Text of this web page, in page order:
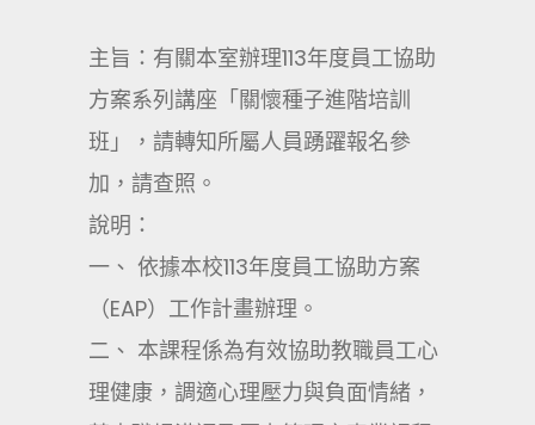
主旨：有關本室辦理113年度員工協助
方案系列講座「關懷種子進階培訓
班」，請轉知所屬人員踴躍報名參
加，請查照。
說明：
一、 依據本校113年度員工協助方案
（EAP）工作計畫辦理。
二、 本課程係為有效協助教職員工心
理健康，調適心理壓力與負面情緒，